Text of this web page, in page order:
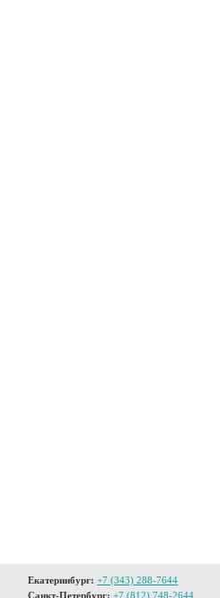
Екатеринбург: +7 (343) 288-7644
Санкт-Петербург: +7 (812) 748-2644